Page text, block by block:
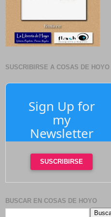
SUSCRIBIRSE A COSAS DE HOYO
Sign Up for
my
Newsletter
SUSCRIBIRSE
BUSCAR EN COSAS DE HOYO